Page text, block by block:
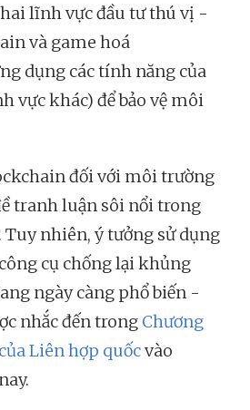
hai lĩnh vực đầu tư thú vị -
và game hoá
dụng các tính năng của
vực khác) để bảo vệ môi
đối với môi trường
tranh luận sôi nổi trong
Tuy nhiên, ý tưởng sử dụng
cụ chống lại khủng
ngày càng phổ biến -
nhắc đến trong Chương
Liên hợp quốcvào